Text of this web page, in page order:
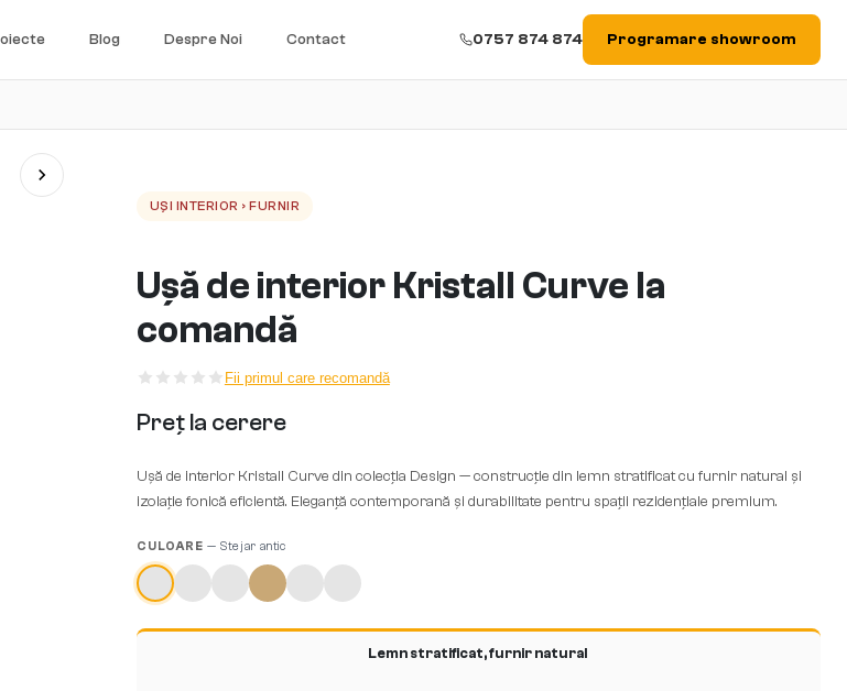
Blog Despre Noi Contact 0757 874 874 Programare showroom
UȘI INTERIOR › FURNIR
Ușă de interior Kristall Curve la
comandă
Fii primul care recomandă
Preț la cerere
Ușă de interior Kristall Curve din colecția Design — construcție din lemn stratificat cu furnir natural și
izolație fonică eficientă. Eleganță contemporană și durabilitate pentru spații rezidențiale premium.
CULOARE — Stejar antic
Lemn stratificat, furnir natural